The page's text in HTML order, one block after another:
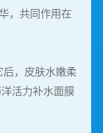
，共同作用在
，皮肤水嫩柔
活力补水面膜